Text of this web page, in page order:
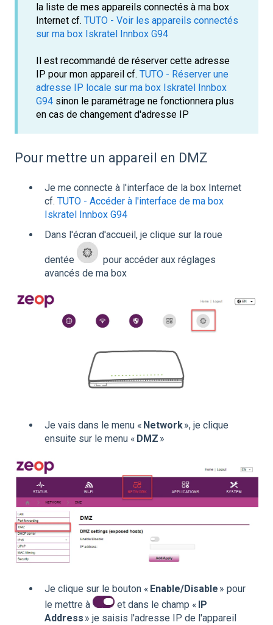
la liste de mes appareils connectés à ma box
Internet cf. TUTO - Voir les appareils connectés
sur ma box Iskratel Innbox G94
Il est recommandé de réserver cette adresse
IP pour mon appareil cf. TUTO - Réserver une
adresse IP locale sur ma box Iskratel Innbox
G94 sinon le paramétrage ne fonctionnera plus
en cas de changement d'adresse IP
Pour mettre un appareil en DMZ
Je me connecte à l'interface de la box Internet
cf. TUTO - Accéder à l'interface de ma box
Iskratel Innbox G94
Dans l'écran d'accueil, je clique sur la roue
dentée
pour accéder aux réglages
avancés de ma box
Je vais dans le menu « Network», je clique
ensuite sur le menu « DMZ »
Je clique sur le bouton « Enable/Disable » pour
le mettre à
et dans le champ « IP
Address » je saisis l'adresse IP de l'appareil